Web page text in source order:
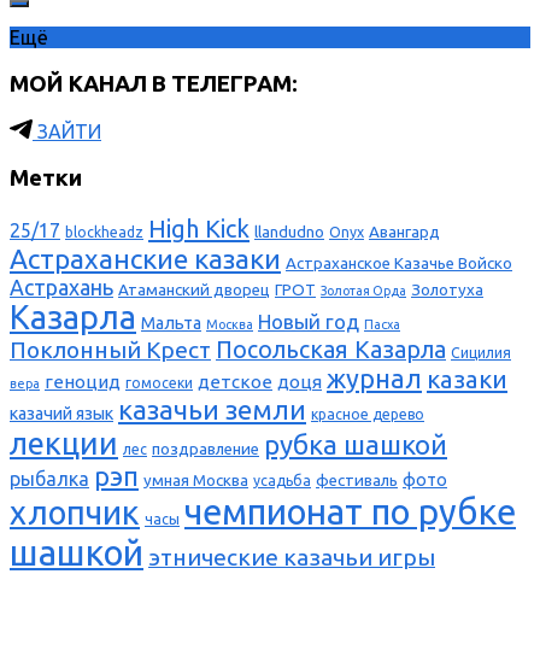
Ещё
МОЙ КАНАЛ В ТЕЛЕГРАМ:
ЗАЙТИ
Метки
25/17 blockheadz High Kick llandudno Onyx Авангард
Астраханские казаки Астраханское Казачье Войско
Астрахань Атаманский дворец ГРОТ Золотая Орда Золотуха
Казарла Мальта Москва Новый год Пасха
Поклонный Крест Посольская Казарла Сицилия
вера геноцид гомосеки детское доця журнал казаки
казачий язык казачьи земли красное дерево
лекции лес поздравление рубка шашкой
рыбалка рэп умная Москва усадьба фестиваль фото
хлопчик часы чемпионат по рубке
шашкой этнические казачьи игры